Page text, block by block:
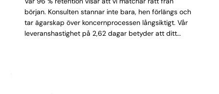
början. Konsulten stannar inte bara, hen förlängs och
tar ägarskap över koncernprocessen långsiktigt. Vår
leveranshastighet på 2,62 dagar betyder att ditt